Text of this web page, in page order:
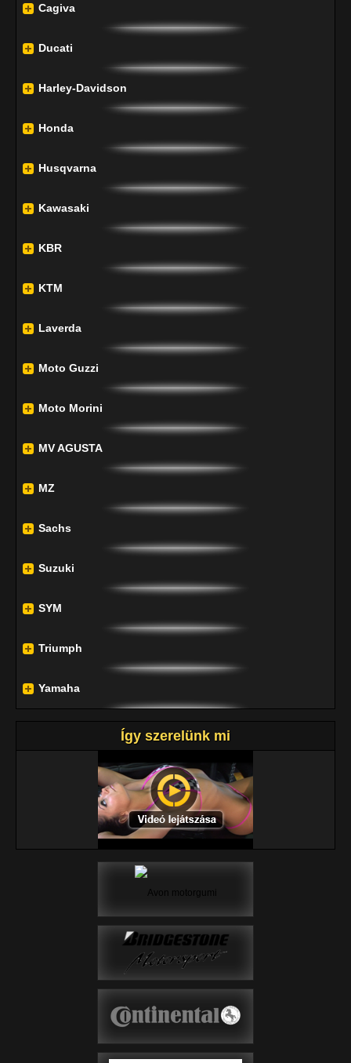
Cagiva
Ducati
Harley-Davidson
Honda
Husqvarna
Kawasaki
KBR
KTM
Laverda
Moto Guzzi
Moto Morini
MV AGUSTA
MZ
Sachs
Suzuki
SYM
Triumph
Yamaha
Így szerelünk mi